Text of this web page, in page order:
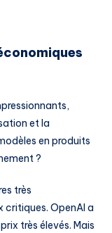
et la
en produits
?
très
critiques. OpenAI a
très élevés. Mais